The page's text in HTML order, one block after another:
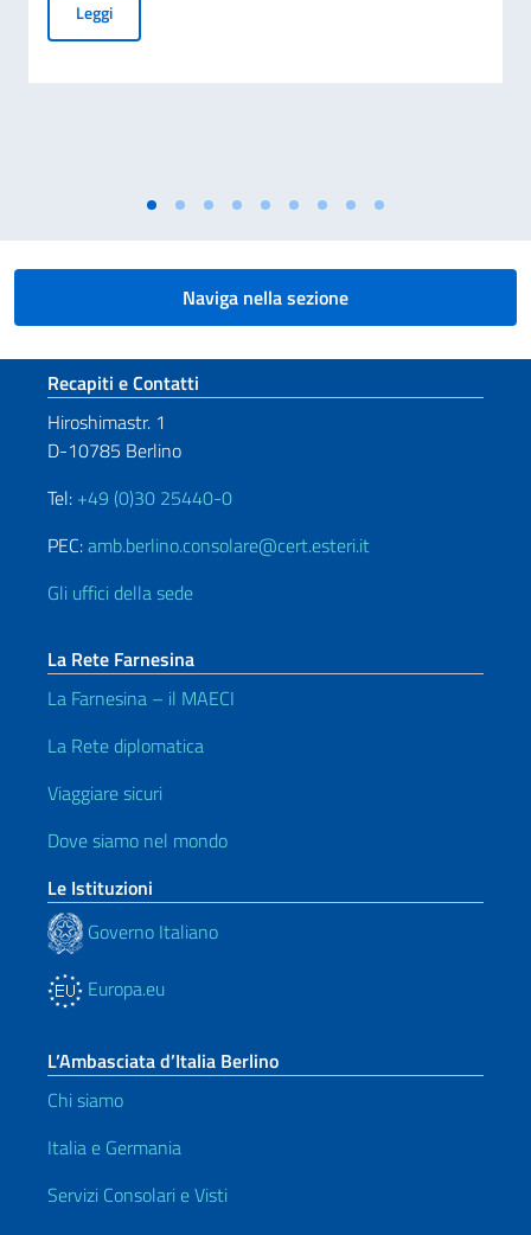
LeggiElezioni dei COMITES 2026
Naviga nella sezione
Sezione footer
Recapiti e Contatti
Hiroshimastr. 1
D-10785 Berlino
Tel: +49 (0)30 25440-0
PEC:amb.berlino.consolare@cert.esteri.it
Gli uffici della sede
La Rete Farnesina
La Farnesina – il MAECI
La Rete diplomatica
Viaggiare sicuri
Dove siamo nel mondo
Le Istituzioni
Governo Italiano
Europa.eu
L’Ambasciata d’Italia Berlino
Chi siamo
Italia e Germania
Servizi Consolari e Visti